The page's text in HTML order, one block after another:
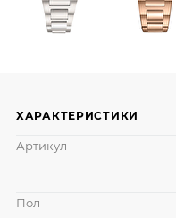
ХАРАКТЕРИСТИКИ
Артикул
Пол